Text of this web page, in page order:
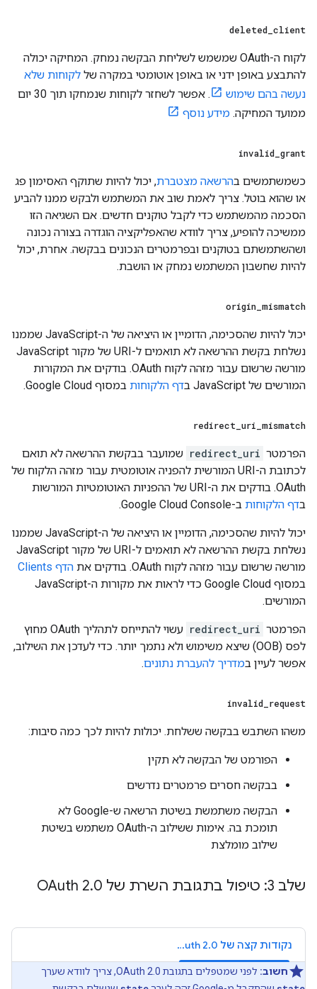
deleted client
לקוח ה-OAuth שמשמש לשליחת הבקשה נמחק. המחיקה יכולה
להתבצע באופן ידני או באופן אוטומטי במקרה של לקוחות שלא
נעשה בהם שימוש
. אפשר לשחזר לקוחות שנמחקו תוך 30 יום
ממועד המחיקה. מידע נוסף
invalid grant
כשמשתמשים בהרשאה מצטברת, יכול להיות שתוקף האסימון פג
או שהוא בוטל. צריך לאמת שוב את המשתמש ולבקש ממנו להביע
הסכמה מהמשתמש כדי לקבל טוקנים חדשים. אם השגיאה הזו
ממשיכה להופיע, צריך לוודא שהאפליקציה הוגדרה בצורה נכונה
ושהשתמשתם בטוקנים ובפרמטרים הנכונים בבקשה. אחרת, יכול
להיות שחשבון המשתמש נמחק או הושבת.
origin mismatch
יכול להיות שהסכימה, הדומיין או היציאה של ה-JavaScript שממנו
נשלחת בקשת ההרשאה לא תואמים ל-URI של מקור JavaScript
מורשה שרשום עבור מזהה לקוח OAuth. בודקים את המקורות
המורשים של JavaScript ב
דף הלקוחות במסוף Google Cloud.
redirect uri mismatch
הפרמטר redirect_uri שמועבר בבקשת ההרשאה לא תואם
לכתובת ה-URI המורשית להפניה אוטומטית עבור מזהה הלקוח של
OAuth. בודקים את ה-URI של ההפניות האוטומטיות המורשות
בדף הלקוחות ב-Google Cloud Console.
יכול להיות שהסכימה, הדומיין או היציאה של ה-JavaScript שממנו
נשלחת בקשת ההרשאה לא תואמים ל-URI של מקור JavaScript
מורשה שרשום עבור מזהה לקוח OAuth. בודקים את
הדף Clients
במסוף Google Cloud כדי לראות את מקורות ה-JavaScript
המורשים.
הפרמטר redirect_uri
עשוי להתייחס לתהליך OAuth מחוץ
לפס (OOB) שיצא משימוש ולא נתמך יותר. כדי לעדכן את השילוב,
אפשר לעיין במדריך להעברת נתונים.
invalid request
משהו השתבש בבקשה ששלחת. יכולות להיות לכך כמה סיבות:
הפורמט של הבקשה לא תקין
בבקשה חסרים פרמטרים נדרשים
הבקשה משתמשת בשיטת הרשאה ש-Google לא
תומכת בה. אימות ששילוב ה-OAuth משתמש בשיטת
שילוב מומלצת
שלב 3: טיפול בתגובת השרת של OAuth 2 .0
נקודות קצה של OAuth 2.0
חשוב: לפני שמטפלים בתגובת OAuth 2.0, צריך לוודא שערך